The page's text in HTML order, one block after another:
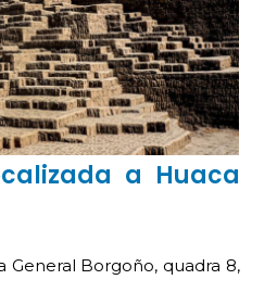
a Huaca
General Borgoño, quadra 8,